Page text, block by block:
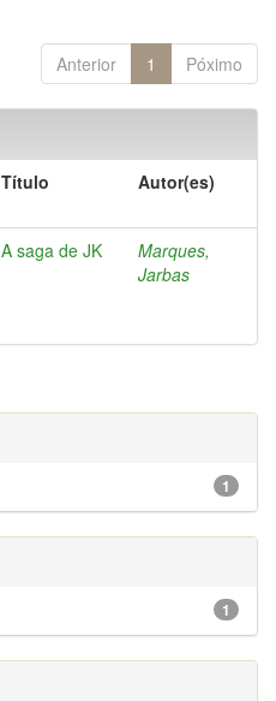
Anterior 1 Póximo
Título Autor(es)
A saga de JK
Marques,
Jarbas
1
1